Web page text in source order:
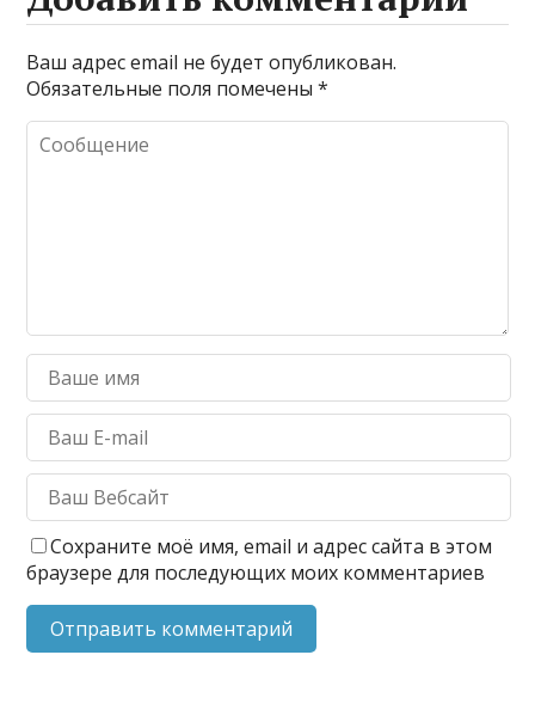
Ваш адрес email не будет опубликован.
Обязательные поля помечены*
Сохраните моё имя, email и адрес сайта в этом
браузере для последующих моих комментариев